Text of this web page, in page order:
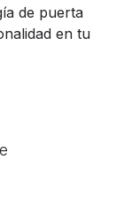
de puerta
en tu